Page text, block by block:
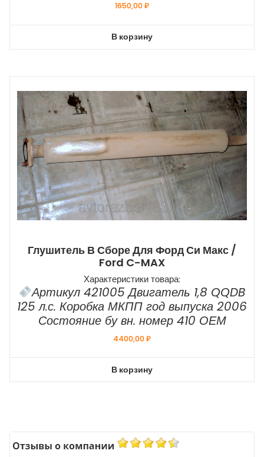
1650,00₽
В корзину
Глушитель В Сборе Для Форд Си Макс /
Ford C-MAX
Характеристики товара:
Артикул 421005 Двигатель 1,8 QQDB
125 л.с. Коробка МКПП год выпуска 2006
Состояние бу вн. номер 410 ОЕМ
4400,00₽
В корзину